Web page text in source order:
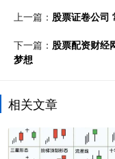
上一篇： 股票证卷公司
下一篇： 股票配资财经
梦想
相关文章